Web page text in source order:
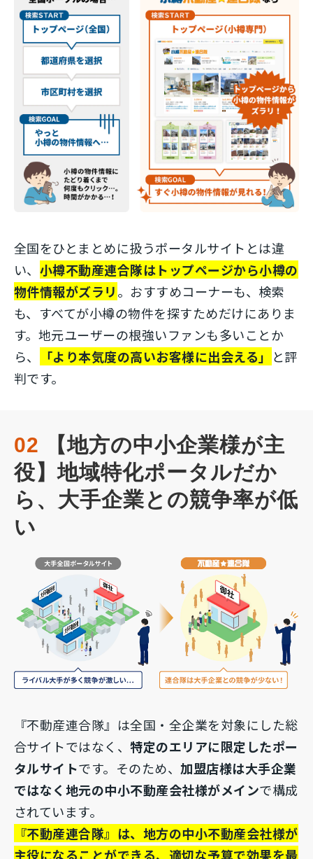
全国をひとまとめに扱うポータルサイトとは違
い、 小樽不動産連合隊はトップページから小樽の
物件情報がズラリ。おすすめコーナーも、検索
も、すべてが小樽の物件を探すためだけにありま
す。地元ユーザーの根強いファンも多いことか
ら、
「より本気度の高いお客様に出会える」 と評
判です。
02 【地方の中小企業様が主
役】地域特化ポータルだか
ら、大手企業との競争率が低
い
『不動産連合隊』は全国・全企業を対象にした総
合サイトではなく、特定のエリアに限定したポー
タルサイトです。そのため、加盟店様は大手企業
ではなく地元の中小不動産会社様がメインで構成
されています。
『不動産連合隊』は、地方の中小不動産会社様が
主役になることができる、適切な予算で効果を最